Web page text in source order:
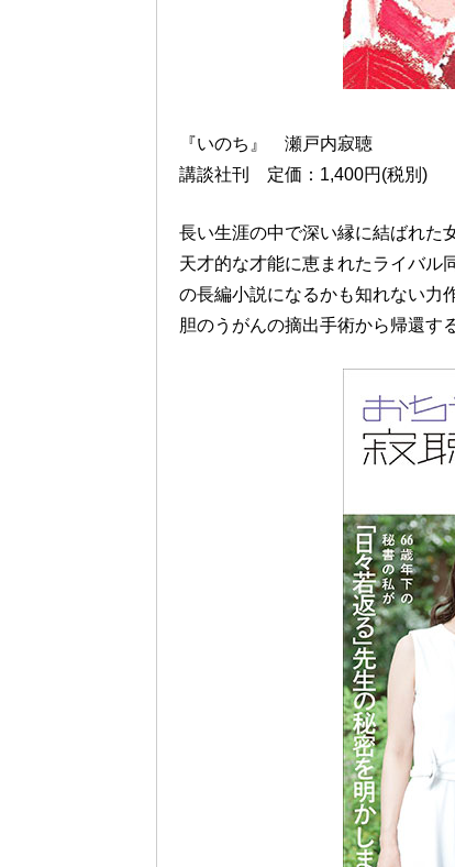
『いのち』 瀬戸内寂聴
講談社刊 定価：1,400円(税別)
長い生涯の中で深い縁に結ばれた
天才的な才能に恵まれたライバル
の長編小説になるかも知れない力
胆のうがんの摘出手術から帰還す